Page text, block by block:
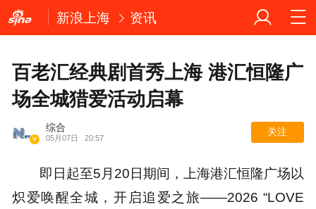
新浪上海 资讯
百老汇经典剧首秀上海 港汇恒隆广
场全城猎爱活动启幕
综合
05月07日 20:57
关注
即日起至5月20日期间，上海港汇恒隆广场以
炽爱唤醒全城，开启追爱之旅——2026 “LOVE